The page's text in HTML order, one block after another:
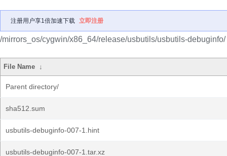
注册用户享1倍加速下载 立即注册
/mirrors_os/cygwin/x86_64/release/usbutils/usbutils-debuginfo/
File Name ↓
Parent directory/
sha512.sum
usbutils-debuginfo-007-1.hint
usbutils-debuginfo-007-1.tar.xz